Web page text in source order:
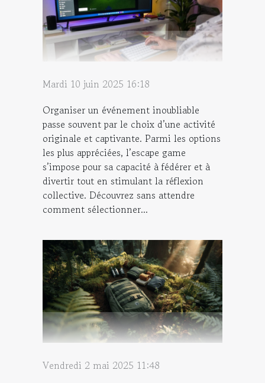
Mardi 10 juin 2025 16:18
Organiser un événement inoubliable
passe souvent par le choix d’une activité
originale et captivante. Parmi les options
les plus appréciées, l’escape game
s’impose pour sa capacité à fédérer et à
divertir tout en stimulant la réflexion
collective. Découvrez sans attendre
comment sélectionner...
Vendredi 2 mai 2025 11:48